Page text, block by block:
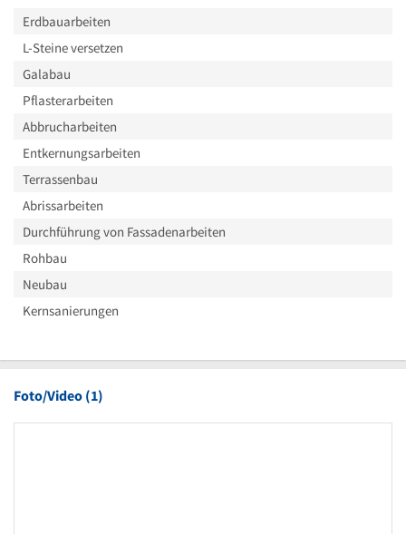
Erdbauarbeiten
L-Steine versetzen
Galabau
Pflasterarbeiten
Abbrucharbeiten
Entkernungsarbeiten
Terrassenbau
Abrissarbeiten
Durchführung von Fassadenarbeiten
Rohbau
Neubau
Kernsanierungen
Foto/Video (1)